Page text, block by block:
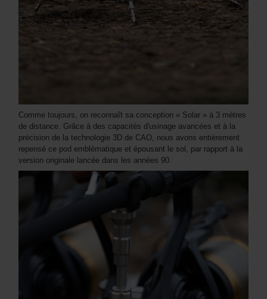
Comme toujours, on reconnaît sa conception « Solar » à 3 mètres
de distance. Grâce à des capacités d'usinage avancées et à la
précision de la technologie 3D de CAO, nous avons entièrement
repensé ce pod emblématique et épousant le sol, par rapport à la
version originale lancée dans les années 90.